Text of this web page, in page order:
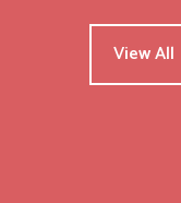
View All